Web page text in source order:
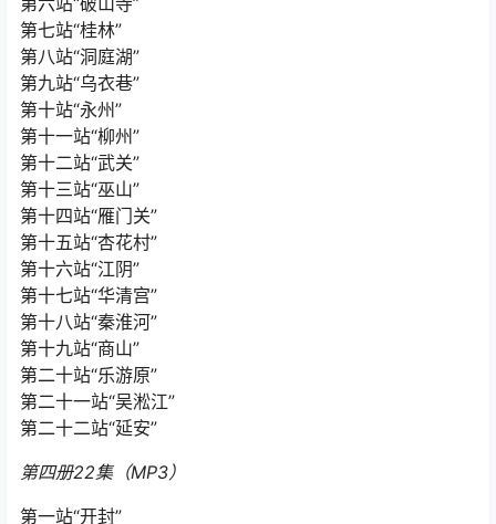
第七站“桂林”
第八站“洞庭湖”
第九站“乌衣巷”
第十站“永州”
第十一站“柳州”
第十二站“武关”
第十三站“巫山”
第十四站“雁门关”
第十五站“杏花村”
第十六站“江阴”
第十七站“华清宫”
第十八站“秦淮河”
第十九站“商山”
第二十站“乐游原”
第二十一站“吴淞江”
第二十二站“延安”
第四册22集（MP3）
第一站“开封”